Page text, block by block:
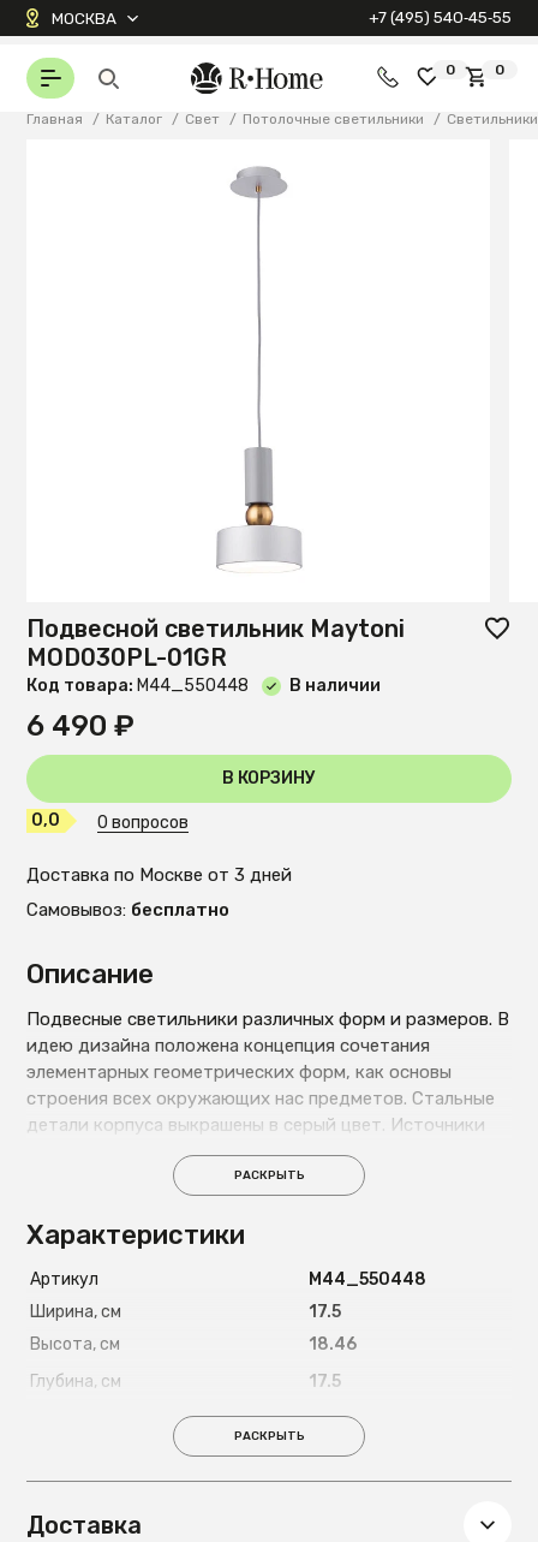
МОСКВА +7 (495) 540‑45‑55
0 0
Главная / Каталог / Свет / Потолочные светильники / Светильники
Описание
Подвесные светильники различных форм и размеров. В
идею дизайна положена концепция сочетания
элементарных геометрических форм, как основы
строения всех окружающих нас предметов. Стальные
детали корпуса выкрашены в серый цвет. Источники
света спрятаны за акриловыми рассеивателями.
РАСКРЫТЬ
Характеристики
Артикул
М44_550448
Ширина, см
17.5
Высота, см
18.46
Глубина, см
17.5
1
Гарантия
24 мес
РАСКРЫТЬ
Доставка
Подвесной светильник Maytoni
MOD030PL-01GR
Код товара: М44_550448 В наличии
6 490 ₽
В КОРЗИНУ
0,0 0 вопросов
Доставка по Москве от 3 дней
Самовывоз: бесплатно